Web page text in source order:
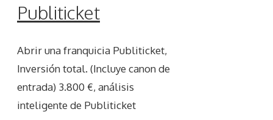
Publiticket
Abrir una franquicia Publiticket,
Inversión total. (Incluye canon de
entrada) 3.800 €, análisis
inteligente de Publiticket